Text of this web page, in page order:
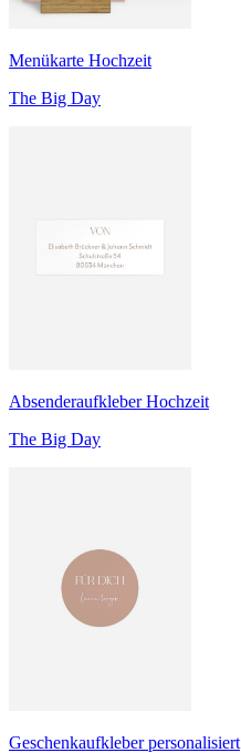
Menükarte Hochzeit
The Big Day
Absenderaufkleber Hochzeit
The Big Day
Geschenkaufkleber personalisiert